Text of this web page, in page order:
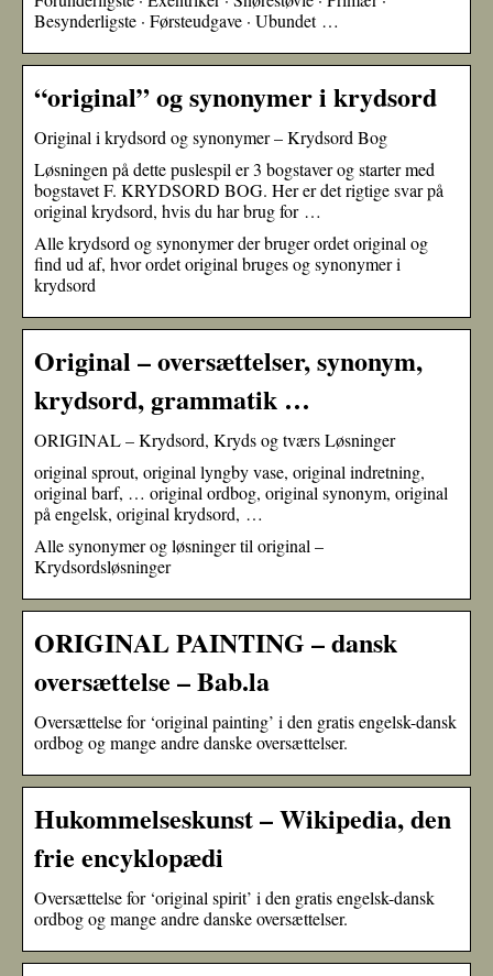
Besynderligste · Førsteudgave · Ubundet …
“original” og synonymer i krydsord
Original i krydsord og synonymer – Krydsord Bog
Løsningen på dette puslespil er 3 bogstaver og starter med
bogstavet F. KRYDSORD BOG. Her er det rigtige svar på
original krydsord, hvis du har brug for …
Alle krydsord og synonymer der bruger ordet original og
find ud af, hvor ordet original bruges og synonymer i
krydsord
Original – oversættelser, synonym,
krydsord, grammatik …
ORIGINAL – Krydsord, Kryds og tværs Løsninger
original sprout, original lyngby vase, original indretning,
original barf, … original ordbog, original synonym, original
på engelsk, original krydsord, …
Alle synonymer og løsninger til original –
Krydsordsløsninger
ORIGINAL PAINTING – dansk
oversættelse – Bab.la
Oversættelse for ‘original painting’ i den gratis engelsk-dansk
ordbog og mange andre danske oversættelser.
Hukommelseskunst – Wikipedia, den
frie encyklopædi
Oversættelse for ‘original spirit’ i den gratis engelsk-dansk
ordbog og mange andre danske oversættelser.